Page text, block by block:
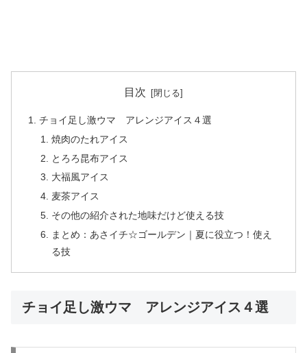
目次
チョイ足し激ウマ アレンジアイス４選
焼肉のたれアイス
とろろ昆布アイス
大福風アイス
麦茶アイス
その他の紹介された地味だけど使える技
まとめ：あさイチ☆ゴールデン｜夏に役立つ！使え
る技
チョイ足し激ウマ アレンジアイス４選